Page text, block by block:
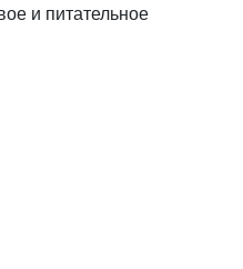
и питательное